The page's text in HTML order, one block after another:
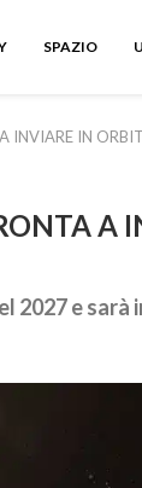
SPAZIO
INVIARE IN
A
2027 e